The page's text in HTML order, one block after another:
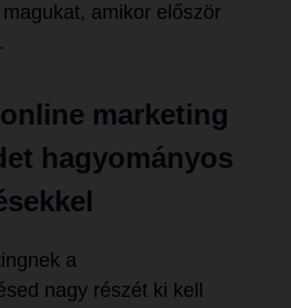
amikor először
marketing
hagyományos
a
nagy részét ki kell